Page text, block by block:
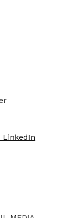
LinkedIn